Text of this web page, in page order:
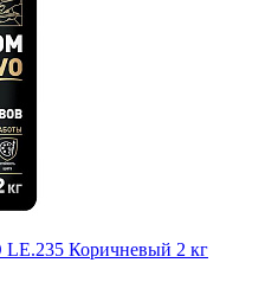
Коричневый 2 кг